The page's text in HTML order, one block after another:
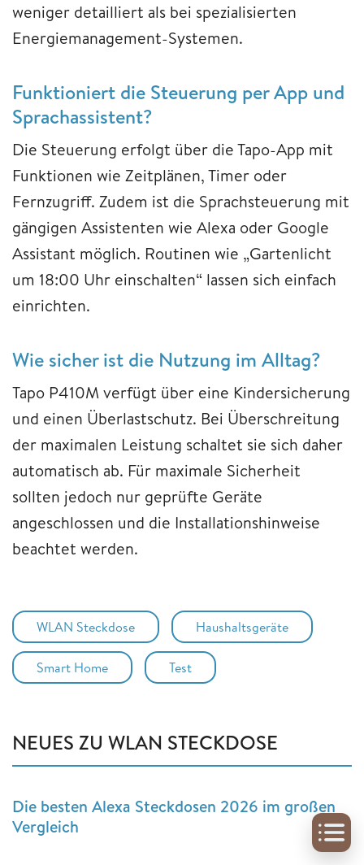
weniger detailliert als bei spezialisierten
Energiemanagement-Systemen.
Funktioniert die Steuerung per App und
Sprachassistent?
Die Steuerung erfolgt über die Tapo-App mit
Funktionen wie Zeitplänen, Timer oder
Fernzugriff. Zudem ist die Sprachsteuerung mit
gängigen Assistenten wie Alexa oder Google
Assistant möglich. Routinen wie „Gartenlicht
um 18:00 Uhr einschalten“ lassen sich einfach
einrichten.
Wie sicher ist die Nutzung im Alltag?
Tapo P410M verfügt über eine Kindersicherung
und einen Überlastschutz. Bei Überschreitung
der maximalen Leistung schaltet sie sich daher
automatisch ab. Für maximale Sicherheit
sollten jedoch nur geprüfte Geräte
angeschlossen und die Installationshinweise
beachtet werden.
WLAN Steckdose Haushaltsgeräte
Smart Home Test
NEUES ZU WLAN STECKDOSE
Die besten Alexa Steckdosen 2026 im großen
Vergleich